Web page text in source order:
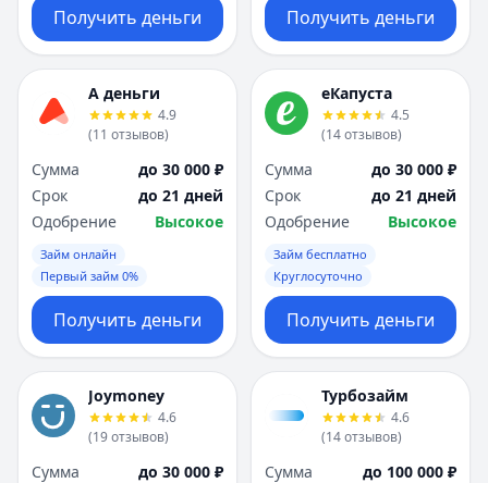
Получить деньги Получить деньги
А деньги
4.9
(11 отзывов)
Сумма
до 30 000 ₽
Срок
до 21 дней
Одобрение
Высокое
Займ онлайн
Первый займ 0%
Получить деньги
еКапуста
4.5
(14отзывов)
Сумма
до 30 000 ₽
Срок
до 21 дней
Одобрение
Высокое
Займ бесплатно
Круглосуточно
Получить деньги
Joymoney
4.6
(19отзывов)
Сумма
до 30 000 ₽
Турбозайм
4.6
(14отзывов)
Сумма
до 100 000 ₽